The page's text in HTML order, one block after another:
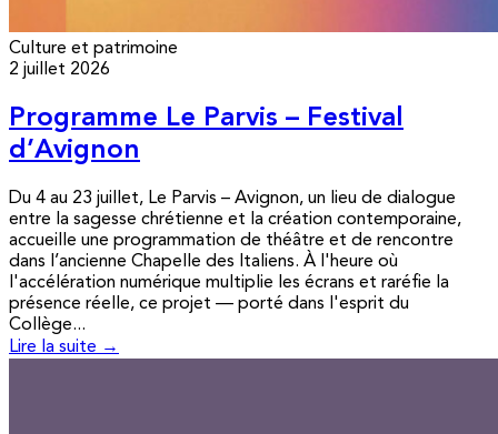
Culture et patrimoine
2 juillet 2026
Programme Le Parvis – Festival
d’Avignon
Du 4 au 23 juillet, Le Parvis – Avignon, un lieu de dialogue
entre la sagesse chrétienne et la création contemporaine,
accueille une programmation de théâtre et de rencontre
dans l’ancienne Chapelle des Italiens. À l'heure où
l'accélération numérique multiplie les écrans et raréfie la
présence réelle, ce projet — porté dans l'esprit du
Collège...
Lire la suite →